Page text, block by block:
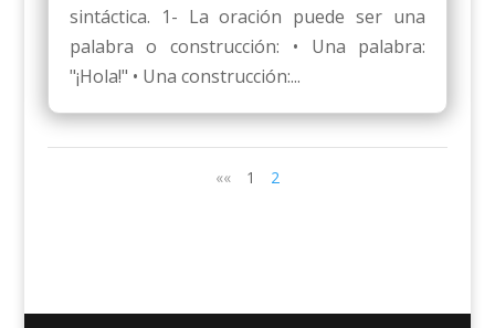
sintáctica. 1- La oración puede ser una
palabra o construcción: • Una palabra:
"¡Hola!" • Una construcción:...
«« 1 2